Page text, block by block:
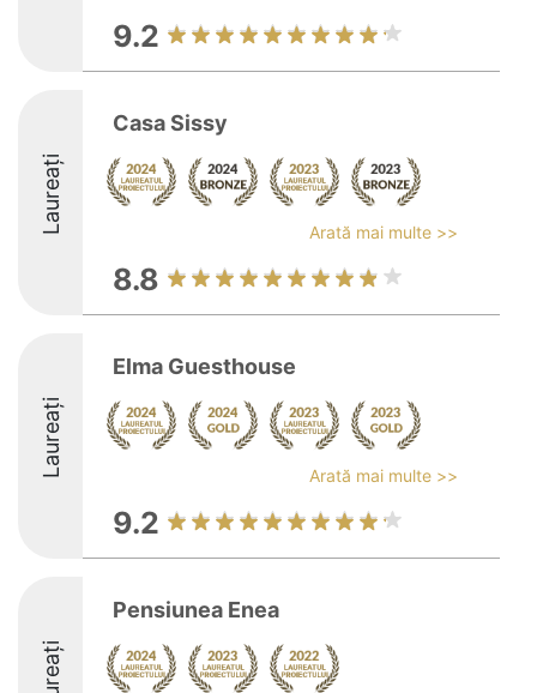
9.2
Laureați
Casa Sissy
Arată mai multe >>
8.8
Laureați
Elma Guesthouse
Arată mai multe >>
9.2
Pensiunea Enea